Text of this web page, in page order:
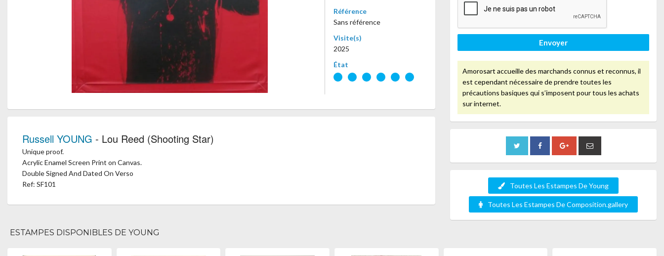
Référence
Sans référence
Visite(s)
2025
État
Russell YOUNG - Lou Reed (Shooting Star)
Unique proof.
Acrylic Enamel Screen Print on Canvas.
Double Signed And Dated On Verso
Ref: SF101
Envoyer
Amorosart accueille des marchands connus et reconnus, il
est cependant nécessaire de prendre toutes les
précautions basiques qui s’imposent pour tous les achats
sur internet.
Toutes Les Estampes De Young
Toutes Les Estampes De Composition.gallery
ESTAMPES DISPONIBLES DE YOUNG